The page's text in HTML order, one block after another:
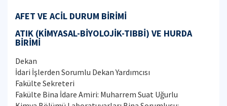
AFET VE ACİL DURUM BİRİMİ
ATIK (KİMYASAL-BİYOLOJİK-TIBBİ) VE HURDA
BİRİMİ
Dekan
İdari İşlerden Sorumlu Dekan Yardımcısı
Fakülte Sekreteri
Fakülte Bina İdare Amiri: Muharrem Suat Uğurlu